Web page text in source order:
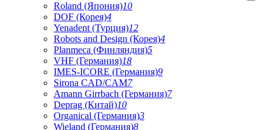
Roland (Япония)10
DOF (Корея)4
Yenadent (Турция)12
Robots and Design (Корея)4
Planmeca (Финляндия)5
VHF (Германия)18
IMES-ICORE (Германия)9
Sirona CAD/CAM7
Amann Girrbach (Германия)7
Deprag (Китай)10
Organical (Германия)3
Wieland (Германия)8